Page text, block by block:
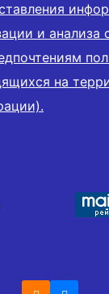
и анализа
на